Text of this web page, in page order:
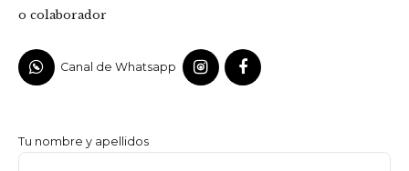
o colaborador
Canal de Whatsapp
Tu nombre y apellidos